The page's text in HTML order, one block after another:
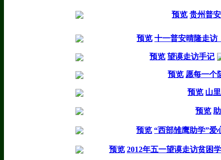
预览 贵州普
预览 十一普安晴隆走访
预览 望谟走访手记
预览 愿每一个
预览 山
预览
预览 “西部雏鹰助学”爱
预览 2012年五一望谟走访贫